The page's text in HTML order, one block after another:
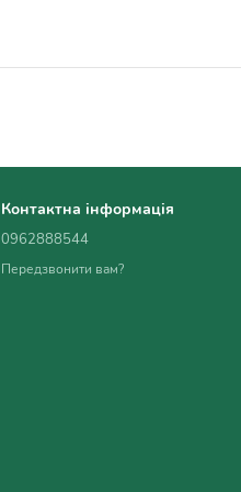
Контактна інформація
0962888544
Передзвонити вам?